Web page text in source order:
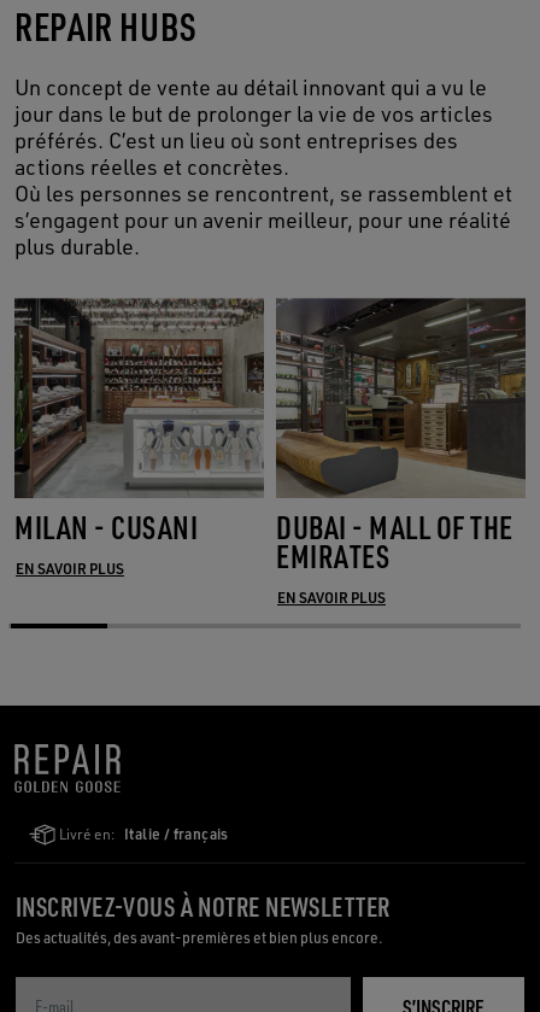
REPAIR HUBS
Un concept de vente au détail innovant qui a vu le
jour dans le but de prolonger la vie de vos articles
préférés. C’est un lieu où sont entreprises des
actions réelles et concrètes.
Où les personnes se rencontrent, se rassemblent et
s’engagent pour un avenir meilleur, pour une réalité
plus durable.
MILAN - CUSANI
EN SAVOIR PLUS
DUBAI - MALL OF THE
EMIRATES
EN SAVOIR PLUS
Livré en: Italie / français
INSCRIVEZ-VOUS À NOTRE NEWSLETTER
Des actualités, des avant-premières et bien plus encore.